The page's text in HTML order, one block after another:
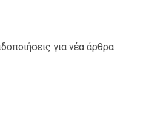
για νέα άρθρα